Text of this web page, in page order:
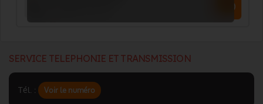
SERVICE TELEPHONIE ET TRANSMISSION
Tél. : Voir le numéro